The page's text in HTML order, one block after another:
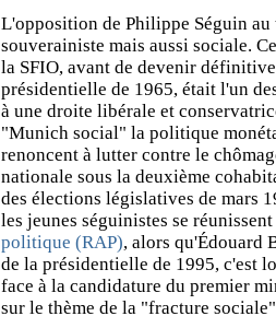
L'opposition de Philippe Séguin
souverainiste mais aussi sociale.
la SFIO, avant de devenir
présidentielle de 1965, était l'un
à une droite libérale et
"Munich social" la politique
renoncent à lutter contre le
nationale sous la deuxième
des élections législatives de mars
les jeunes séguinistes se
politique (RAP), alors qu'Édouard
de la présidentielle de 1995, c'est
face à la candidature du premier
sur le thème de la "fracture